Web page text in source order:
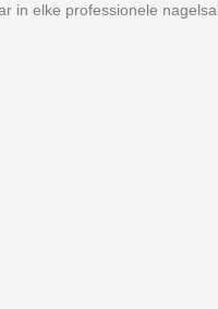
in elke professionele